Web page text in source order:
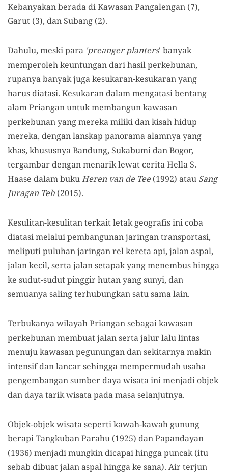
Kebanyakan berada di Kawasan Pangalengan (7),
Garut (3), dan Subang (2).
Dahulu, meski para 'preanger planters' banyak
memperoleh keuntungan dari hasil perkebunan,
rupanya banyak juga kesukaran-kesukaran yang
harus diatasi. Kesukaran dalam mengatasi bentang
alam Priangan untuk membangun kawasan
perkebunan yang mereka miliki dan kisah hidup
mereka, dengan lanskap panorama alamnya yang
khas, khususnya Bandung, Sukabumi dan Bogor,
tergambar dengan menarik lewat cerita Hella S.
Haase dalam bukuHeren van de Tee(1992) atau Sang
Juragan Teh (2015).
Kesulitan-kesulitan terkait letak geografis ini coba
diatasi melalui pembangunan jaringan transportasi,
meliputi puluhan jaringan rel kereta api, jalan aspal,
jalan kecil, serta jalan setapak yang menembus hingga
ke sudut-sudut pinggir hutan yang sunyi, dan
semuanya saling terhubungkan satu sama lain.
Terbukanya wilayah Priangan sebagai kawasan
perkebunan membuat jalan serta jalur lalu lintas
menuju kawasan pegunungan dan sekitarnya makin
intensif dan lancar sehingga mempermudah usaha
pengembangan sumber daya wisata ini menjadi objek
dan daya tarik wisata pada masa selanjutnya.
Objek-objek wisata seperti kawah-kawah gunung
berapi Tangkuban Parahu (1925) dan Papandayan
(1936) menjadi mungkin dicapai hingga puncak (itu
sebab dibuat jalan aspal hingga ke sana). Air terjun